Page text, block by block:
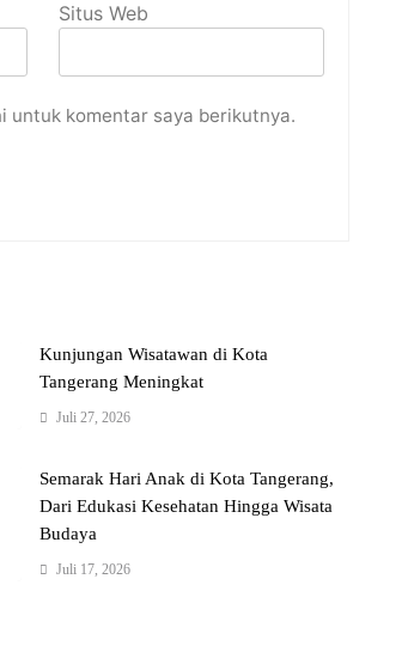
Situs Web
untuk komentar saya berikutnya.
Kunjungan Wisatawan di Kota
Tangerang Meningkat
Juli 27, 2026
Semarak Hari Anak di Kota Tangerang,
Dari Edukasi Kesehatan Hingga Wisata
Budaya
Juli 17, 2026